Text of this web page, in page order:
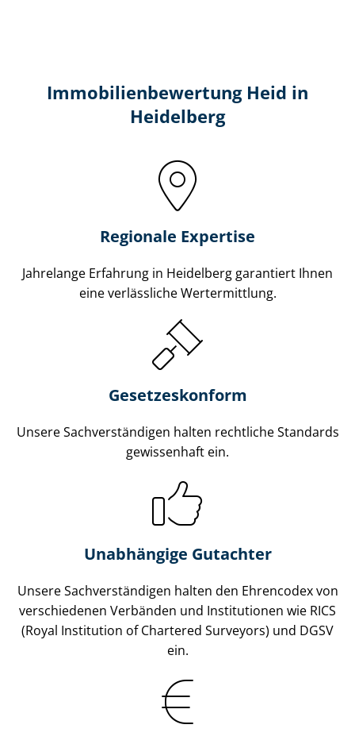
Immobilien­bewertung Heid in
Heidelberg
Regionale Expertise
Jahrelange Erfahrung in Heidelberg garantiert Ihnen
eine verlässliche Wertermittlung.
Gesetzes­konform
Unsere Sach­ver­stän­di­gen halten rechtliche Standards
gewissenhaft ein.
Unabhängige Gutachter
Unsere Sach­ver­stän­di­gen halten den Ehrencodex von
verschiedenen Verbänden und Institutionen wie RICS
(Royal Institution of Chartered Surveyors) und DGSV
ein.